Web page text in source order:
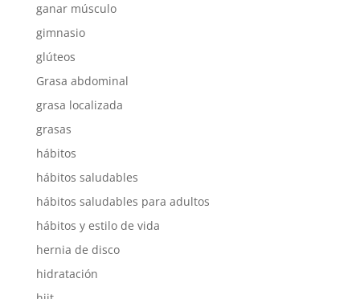
ganar músculo
gimnasio
glúteos
Grasa abdominal
grasa localizada
grasas
hábitos
hábitos saludables
hábitos saludables para adultos
hábitos y estilo de vida
hernia de disco
hidratación